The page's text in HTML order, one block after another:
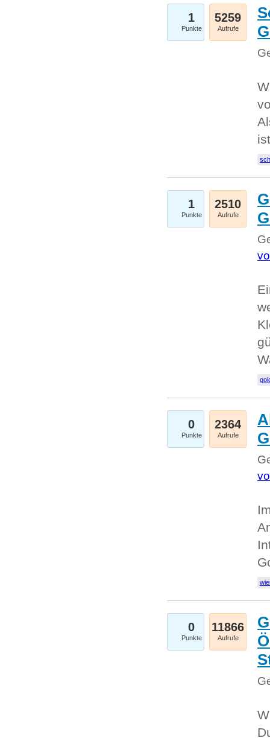
1
Punkte
5259
Aufrufe
1
Punkte
2510
Aufrufe
0
Punkte
2364
Aufrufe
0
Punkte
11866
Aufrufe